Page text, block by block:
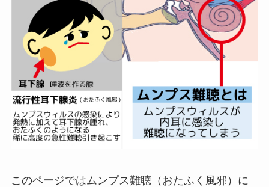
このページではムンプス難聴（おたふく風邪）に